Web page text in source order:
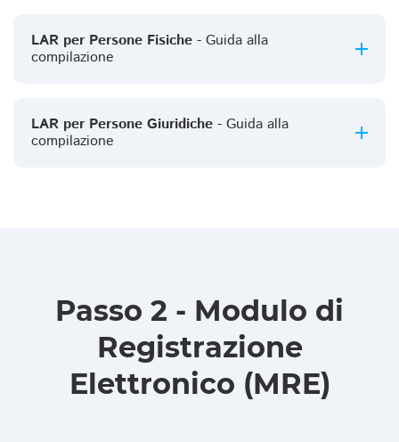
LAR per Persone Fisiche - Guida alla
compilazione
LAR per Persone Giuridiche - Guida alla
compilazione
Passo 2 - Modulo di
Registrazione
Elettronico (MRE)